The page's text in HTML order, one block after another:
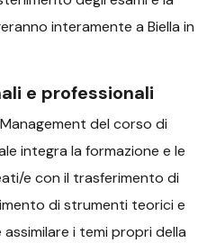
interamente a Biella in
e professionali
del corso di
integra la formazione e le
e con il trasferimento di
di strumenti teorici e
i temi propri della